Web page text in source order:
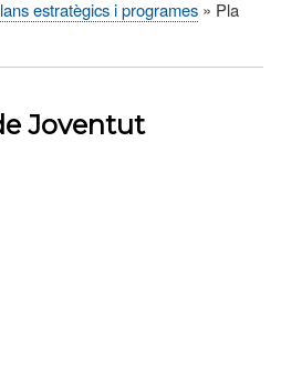
estratègics i programes
Pla
Joventut